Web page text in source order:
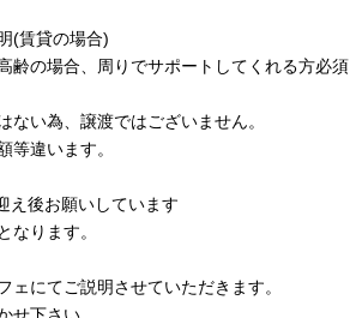
(賃貸の場合)
齢の場合、周りでサポートしてくれる方必須
ない為、譲渡ではございません。
等違います。
え後お願いしています
なります。
ェにてご説明させていただきます。